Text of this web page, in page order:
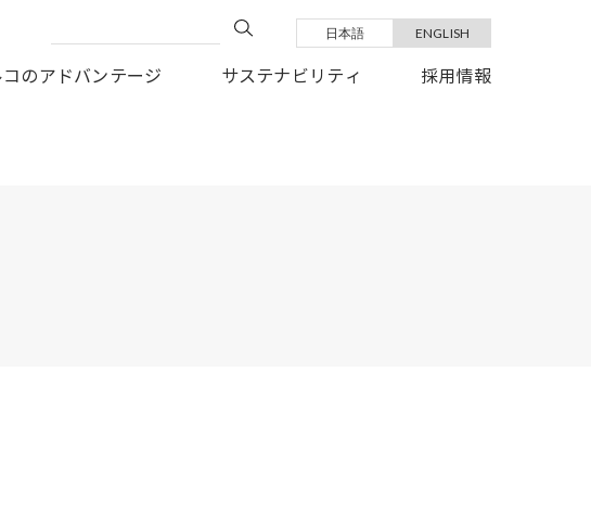
一日も早い復旧を、心よりお祈り申しあげます。
日本語 ENGLISH
コのアドバンテージ サステナビリティ 採用情報